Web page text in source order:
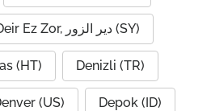
Deir Ez Zor, دير الزور (SY)
(HT) Denizli (TR)
(US) Depok (ID)